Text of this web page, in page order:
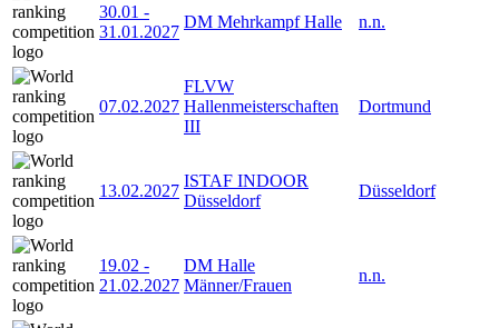
30.01 -
31.01.2027
DM Mehrkampf Halle n.n.
07.02.2027
FLVW
Hallenmeisterschaften
III
Dortmund
13.02.2027
ISTAF INDOOR
Düsseldorf
Düsseldorf
19.02 -
21.02.2027
DM Halle
Männer/Frauen
n.n.